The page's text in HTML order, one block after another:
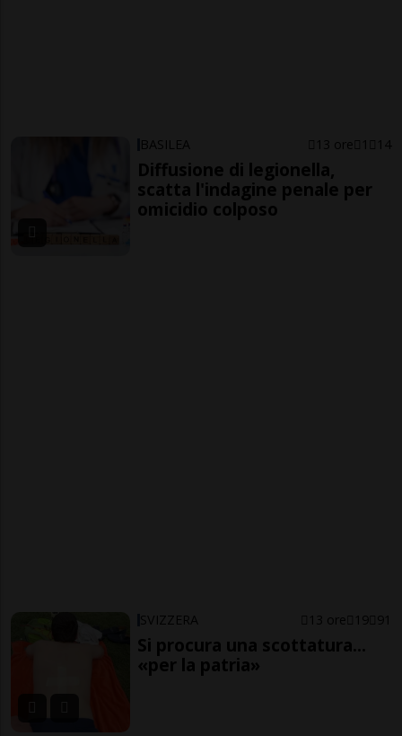
BASILEA 13 ore 1 14
Diffusione di legionella,
scatta l'indagine penale per
omicidio colposo
SVIZZERA 13 ore 19 91
Si procura una scottatura...
«per la patria»